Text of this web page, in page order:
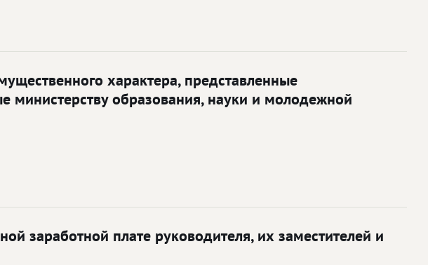
характера, представленные
министерству образования, науки и молодежной
заработной плате руководителя, их заместителей и